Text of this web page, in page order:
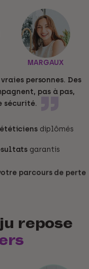
MARGAUX
vraies personnes. Des
pas à pas,
sécurité.
diplômés
garantis
parcours de perte
repose